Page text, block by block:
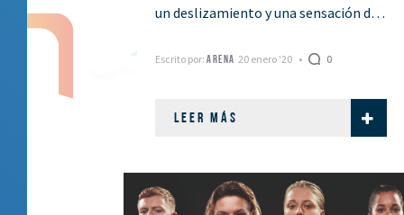
un deslizamiento y una sensación de
disponible en el mercado. La …
Escrito por: ARENA 20 enero '20 0
LEER MÁS